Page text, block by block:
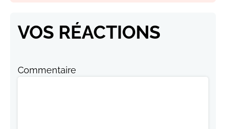
VOS RÉACTIONS
Commentaire